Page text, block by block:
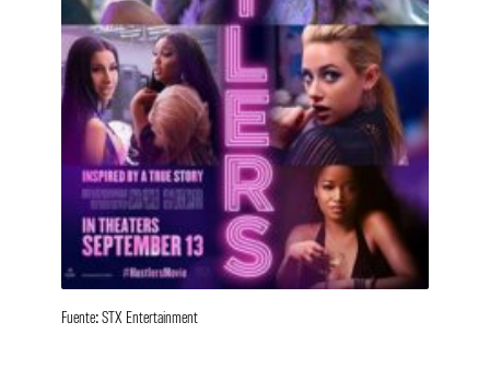
Fuente: STX Entertainment